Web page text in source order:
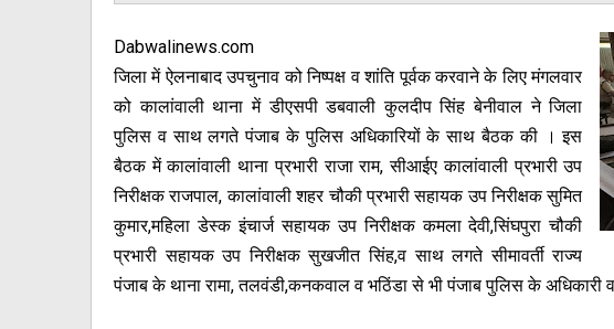
Dabwalinews.com
जिला में ऐलनाबाद उपचुनाव को निष्पक्ष व शांति पूर्वक करवाने के लिए मंगलवार
को कालांवाली थाना में डीएसपी डबवाली कुलदीप सिंह बेनीवाल ने जिला
पुलिस व साथ लगते पंजाब के पुलिस अधिकारियों के साथ बैठक की । इस
बैठक में कालांवाली थाना प्रभारी राजा राम, सीआईए कालांवाली प्रभारी उप
निरीक्षक राजपाल, कालांवाली शहर चौकी प्रभारी सहायक उप निरीक्षक सुमित
कुमार,महिला डेस्क इंचार्ज सहायक उप निरीक्षक कमला देवी,सिंघपुरा चौकी
प्रभारी सहायक उप निरीक्षक सुखजीत सिंह,व साथ लगते सीमावर्ती राज्य
पंजाब के थाना रामा, तलवंडी,कनकवाल व भठिंडा से भी पंजाब पुलिस के अधिकारी व